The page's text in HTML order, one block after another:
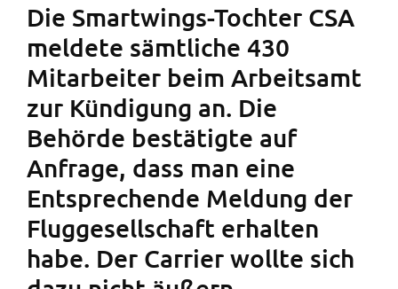
Die Smartwings-Tochter CSA
meldete sämtliche 430
Mitarbeiter beim Arbeitsamt
zur Kündigung an. Die
Behörde bestätigte auf
Anfrage, dass man eine
Entsprechende Meldung der
Fluggesellschaft erhalten
habe. Der Carrier wollte sich